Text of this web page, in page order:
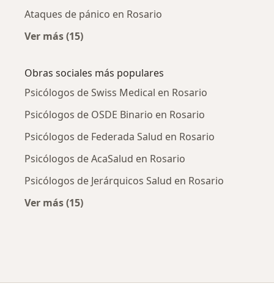
Ataques de pánico en Rosario
Ver más (15)
Obras sociales más populares
Psicólogos de Swiss Medical en Rosario
Psicólogos de OSDE Binario en Rosario
Psicólogos de Federada Salud en Rosario
Psicólogos de AcaSalud en Rosario
Psicólogos de Jerárquicos Salud en Rosario
Ver más (15)